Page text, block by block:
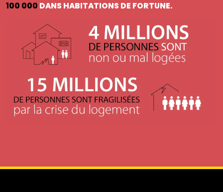
100 000 DANS HABITATIONS DE FORTUNE.